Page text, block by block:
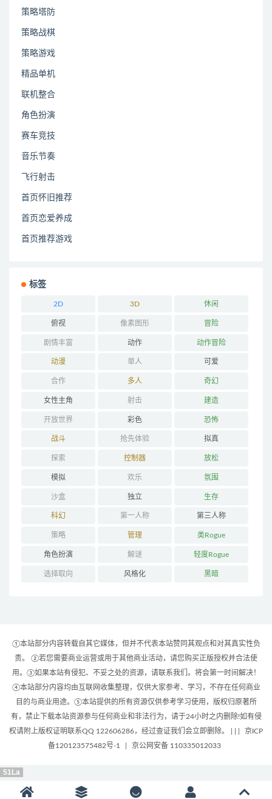
策略塔防
策略战棋
策略游戏
精品单机
联机整合
角色扮演
赛车竞技
音乐节奏
飞行射击
首页怀旧推荐
首页恋爱养成
首页推荐游戏
标签
2D 3D 休闲
俯视 像素图形 冒险
剧情丰富 动作 动作冒险
动漫 单人 可爱
合作 多人 奇幻
女性主角 射击 建造
开放世界 彩色 恐怖
战斗 抢先体验 拟真
探索 控制器 放松
模拟 欢乐 氛围
沙盒 独立 生存
科幻 第一人称 第三人称
策略 管理 类Rogue
角色扮演 解谜 轻度Rogue
选择取向 风格化 黑暗
①本站部分内容转载自其它媒体，但并不代表本站赞同其观点和对其真实性负
责。 ②若您需要商业运营或用于其他商业活动，请您购买正版授权并合法使
用。③如果本站有侵犯、不妥之处的资源，请联系我们。将会第一时间解决！
④本站部分内容均由互联网收集整理，仅供大家参考、学习，不存在任何商业
目的与商业用途。⑤本站提供的所有资源仅供参考学习使用，版权归原著所
有，禁止下载本站资源参与任何商业和非法行为，请于24小时之内删除!如有侵
权请附上版权证明联系QQ 122606286，经过查证我们会立即删除。 | |
京ICP
备120123575482号-1
京公网安备 110335012033
51La